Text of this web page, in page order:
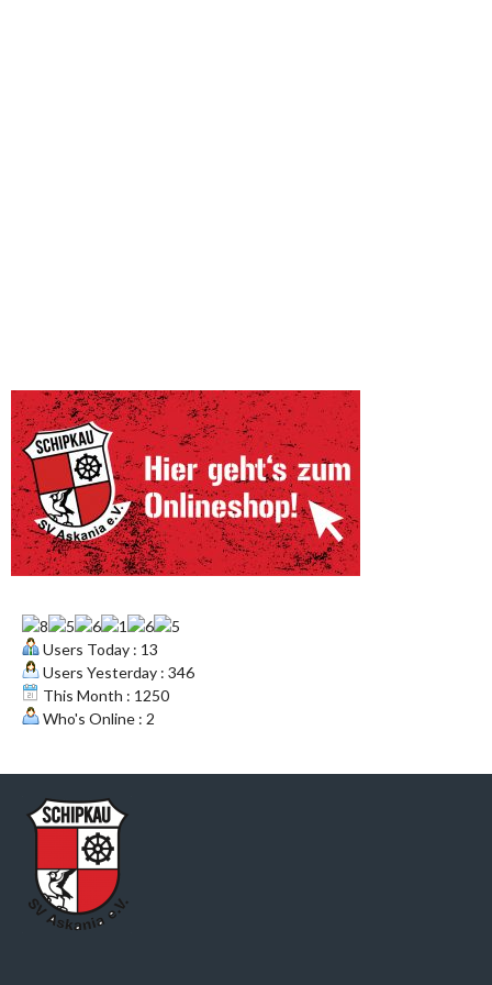
Users Today : 13
Users Yesterday : 346
This Month : 1250
Who's Online : 2